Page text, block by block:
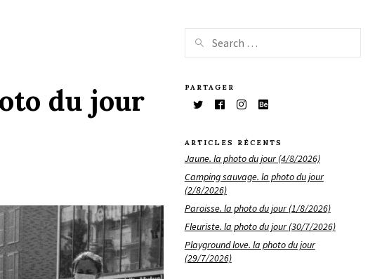
du jour
PARTAGER
ARTICLES RÉCENTS
Jaune. la photo du jour (4/8/2026)
Camping sauvage. la photo du jour
(2/8/2026)
Paroisse. la photo du jour (1/8/2026)
Fleuriste. la photo du jour (30/7/2026)
Playground love. la photo du jour
(29/7/2026)